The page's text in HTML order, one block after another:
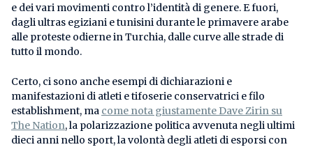
e dei vari movimenti contro l’identità di genere. E fuori,
dagli ultras egiziani e tunisini durante le primavere arabe
alle proteste odierne in Turchia, dalle curve alle strade di
tutto il mondo.
Certo, ci sono anche esempi di dichiarazioni e
manifestazioni di atleti e tifoserie conservatrici e filo
establishment, ma come nota giustamente Dave Zirin su
The Nation, la polarizzazione politica avvenuta negli ultimi
dieci anni nello sport, la volontà degli atleti di esporsi con